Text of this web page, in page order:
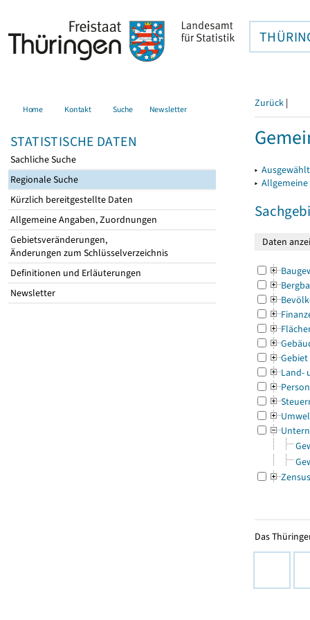
Home Kontakt Suche Newsletter
STATISTISCHE DATEN
Sachliche Suche
Regionale Suche
Kürzlich bereitgestellte Daten
Allgemeine Angaben, Zuordnungen
Gebietsveränderungen,
Änderungen zum Schlüsselverzeichnis
Definitionen und Erläuterungen
Newsletter
Zurück |
▸
▸
Gebiet
Land-
Zensus
Das